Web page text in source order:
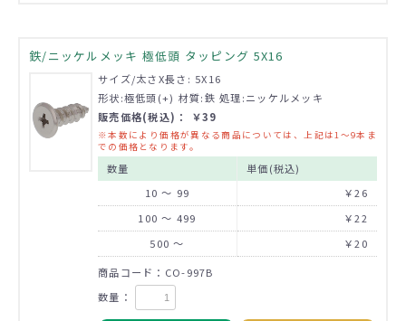
鉄/ニッケルメッキ 極低頭 タッピング 5X16
サイズ/太さX長さ: 5X16
形状:極低頭(+) 材質:鉄 処理:ニッケルメッキ
販売価格(税込)： ￥39
※本数により価格が異なる商品については、上記は1～9本ま
での価格となります。
数量
単価(税込)
10 ～ 99
￥26
100 ～ 499
￥22
500 ～
￥20
商品コード：CO-997B
数量：